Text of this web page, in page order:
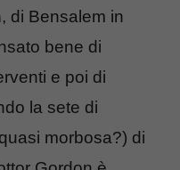
, di Bensalem in
bene di
e poi di
la sete di
morbosa?) di